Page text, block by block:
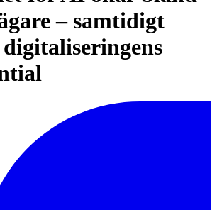
– samtidigt